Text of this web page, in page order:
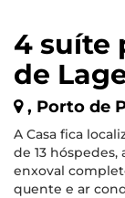
4 suíte
de
, Porto de
A Casa fica
de 13
enxoval
quente e ar